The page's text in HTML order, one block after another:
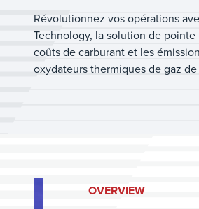
Révolutionnez vos opérations
Technology, la solution de
coûts de carburant et les
oxydateurs thermiques de gaz
OVERVIEW